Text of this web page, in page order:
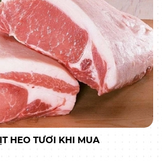
HEO TƯƠI KHI MUA